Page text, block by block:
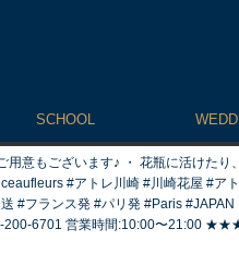
SCHOOL
意もございます♪ ・ 花瓶に活けた
#アトレ川崎 #川崎花屋 #ア
方発送 #フランス発 #パリ発
200-6701 営業時間:10:00〜